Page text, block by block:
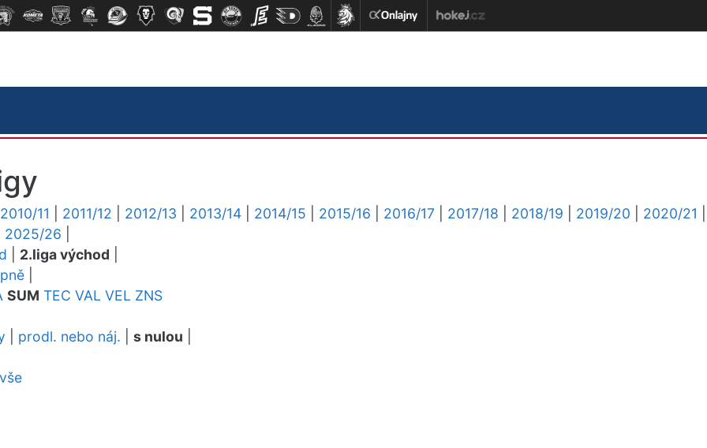
2010/11 2011/12 2012/13 2013/14 2014/15 2015/16 2016/17 2017/18 2018/19 2019/20 2020/21
2025/26
2.liga východ
SUM TEC VAL VEL ZNS
prodl. nebo náj. s nulou